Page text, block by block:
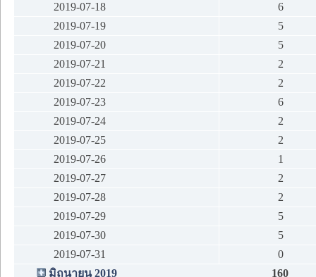
2019-07-18
6
2019-07-19
5
2019-07-20
5
2019-07-21
2
2019-07-22
2
2019-07-23
6
2019-07-24
2
2019-07-25
2
2019-07-26
1
2019-07-27
2
2019-07-28
2
2019-07-29
5
2019-07-30
5
2019-07-31
0
มิถุนายน 2019
160